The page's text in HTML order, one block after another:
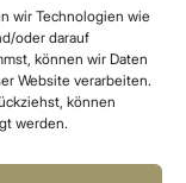
wir Technologien wie
oder darauf
können wir Daten
Website verarbeiten.
können
werden.
(EU)